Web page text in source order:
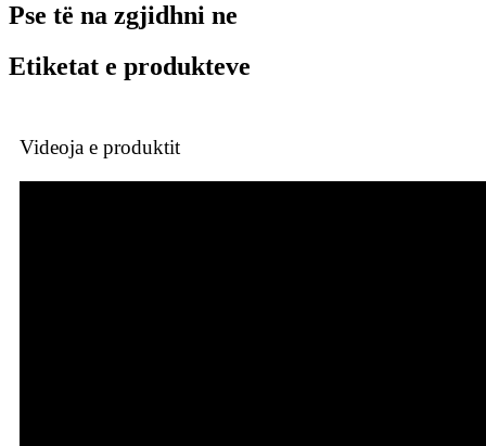
Pse të na zgjidhni ne
Etiketat e produkteve
Videoja e produktit